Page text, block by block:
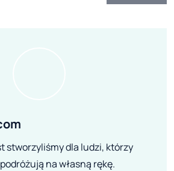
stworzyliśmy dla ludzi, którzy
na własną rękę.